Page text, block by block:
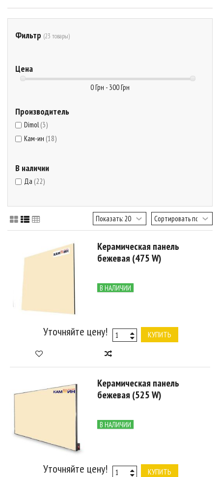
Фильтр (23 товары)
Цена
0 Грн - 300 Грн
Производитель
Dimol(3)
Кам-ин (18)
В наличии
Да (22)
Керамическая панель
бежевая (475 W)
В НАЛИЧИИ
Уточняйте цену! КУПИТЬ
Керамическая панель
бежевая (525 W)
В НАЛИЧИИ
Уточняйте цену! КУПИТЬ